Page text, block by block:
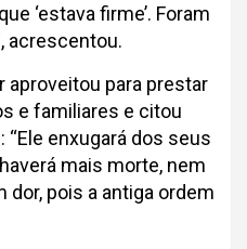
‘estava firme’. Foram
acrescentou.
aproveitou para prestar
e familiares e citou
“Ele enxugará dos seus
mais morte, nem
pois a antiga ordem